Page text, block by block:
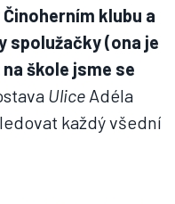
klubu a
spolužačky (ona je
škole jsme se
Ulice Adéla
každý všední